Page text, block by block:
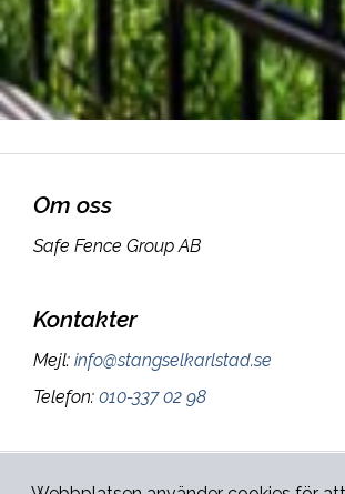
Om oss
Safe Fence Group AB
Kontakter
Mejl: info@stangselkarlstad.se
Telefon: 010-337 02 98